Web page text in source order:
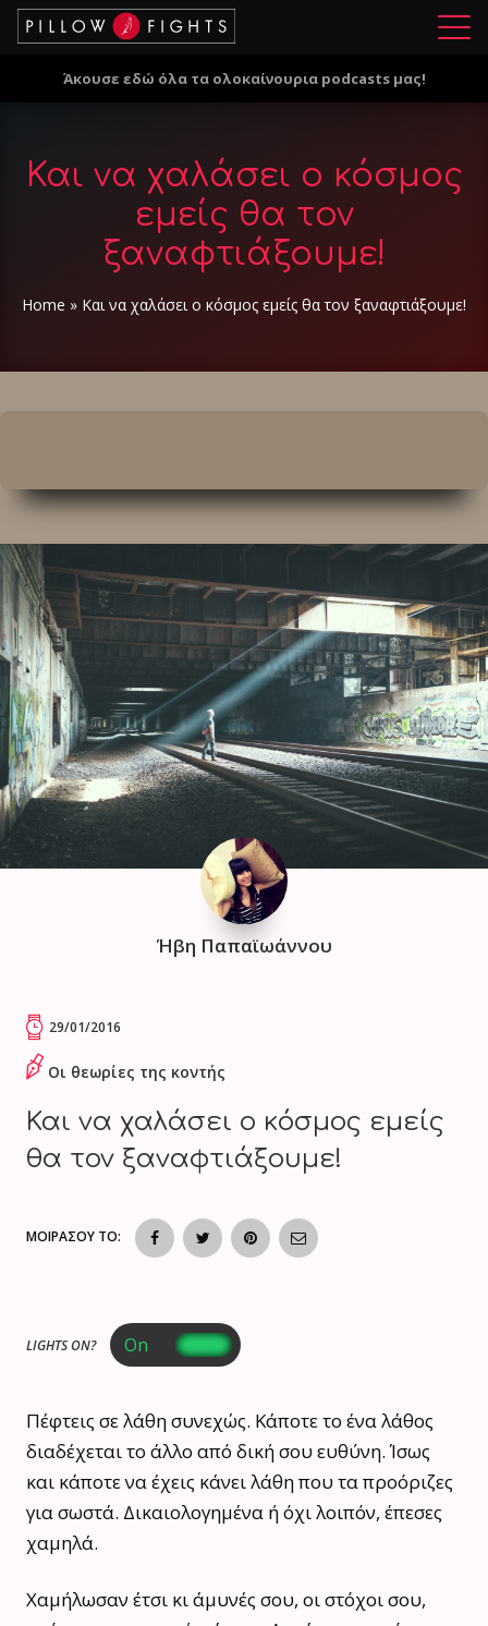
Μ
ο
Άκουσε εδώ όλα τα ολοκαίνουρια podcasts μας!
Και να χαλάσει ο κόσμος
εμείς θα τον
ξαναφτιάξουμε!
Home » Και να χαλάσει ο κόσμος εμείς θα τον ξαναφτιάξουμε!
Ήβη Παπαϊωάννου
29/01/2016
Οι θεωρίες της κοντής
Και να χαλάσει ο κόσμος εμείς
θα τον ξαναφτιάξουμε!
ΜΟΙΡΑΣΟΥ ΤΟ:
LIGHTS ON?
Πέφτεις σε λάθη συνεχώς. Κάποτε το ένα λάθος
διαδέχεται το άλλο από δική σου ευθύνη. Ίσως
και κάποτε να έχεις κάνει λάθη που τα προόριζες
για σωστά. Δικαιολογημένα ή όχι λοιπόν, έπεσες
χαμηλά.
Χαμήλωσαν έτσι κι άμυνές σου, οι στόχοι σου,